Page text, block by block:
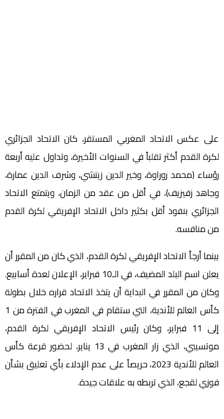
على عكس الاتحاد المغربي المستقر، كان الاتحاد الجزائري
لكرة القدم أكثر تقلباً في السنوات الأخيرة، وتداول عليه أربعة
رؤساء (محمد روراوة، وخير الدين زيتشي، وشرف الدين عمارة،
وجاهد زفيزيف)، في أقل من عقد من الزمان، ويتمتع الاتحاد
الجزائري بنفوذ أقل بكثير داخل الاتحاد الإفريقي لكرة القدم
من منافسه.
بينما أرجأ الاتحاد الإفريقي لكرة القدم، الذي كان من المقرر أن
يعلن اسم البلد المضيف، في الـ10 فبراير، الإعلان لعدة أسابيع.
وكان من المقرر في البداية أن يتخذ الاتحاد قراره خلال بطولة
كأس العالم للأندية، التي ستقام في المغرب في الفترة من 1
إلى 11 فبراير، وكان رئيس الاتحاد الإفريقي لكرة القدم،
موتسيبي، الذي زار المغرب في 13 يناير، لحضور قرعة كأس
العالم للأندية 2023، حريصاً على عدم الإدلاء بأي تعليق بشأن
فوزي لقجع، الذي تربطه به علاقات جيدة.